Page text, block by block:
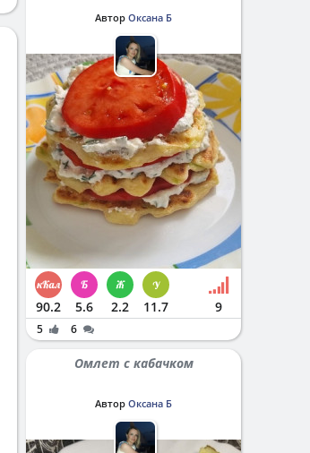
Автор Оксана Б
90.2 5.6 2.2 11.7 9
5 6
Омлет с кабачком
Автор Оксана Б